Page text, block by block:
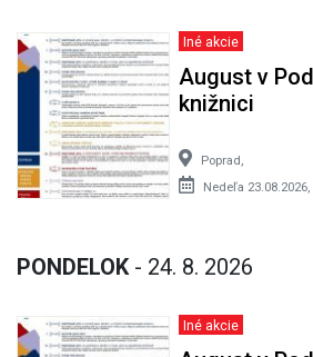
Iné akcie
August v
knižnici
Poprad,
Nedeľa 23.08.2026,
PONDELOK - 24. 8. 2026
Iné akcie